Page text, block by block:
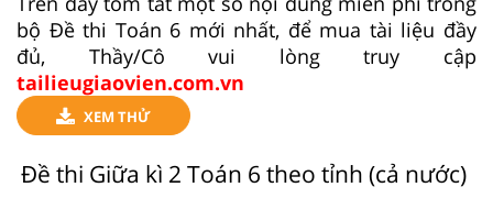
bộ Đề thi Toán 6 mới nhất, để mua tài liệu đầy
đủ, Thầy/Cô vui lòng truy cập
tailieugiaovien.com.vn
XEM THỬ
Đề thi Giữa kì 2 Toán 6 theo tỉnh (cả nước)